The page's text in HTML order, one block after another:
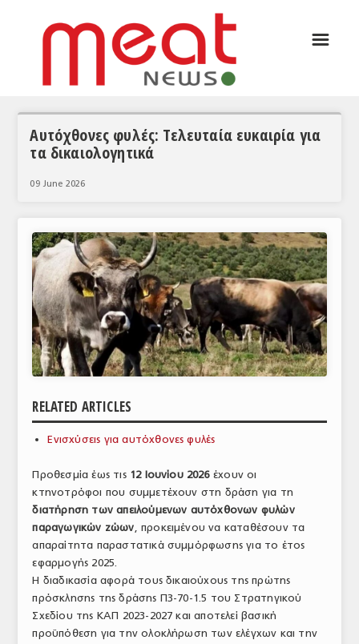
ΣΥΝΕΝΤΕΥΞΕΙΣ
ΘΕΜΑΤΑ
ΚΟΣΜΟΣ
ΕΙΔΗΣΕΙΣ
ΕΥΡΩΠΑΪΚΕΣ ΑΠΟΦΑΣΕΙΣ
ΘΕΜΑΤΑ
ΕΜΠΟΡΙΚΟΣ ΚΑΤΑΛΟΓΟΣ
ΠΑΡΑΓΩΓΗ & ΕΜΠΟΡΙΑ
ΣΦΑΓΕΙΑ
ΠΡΩΤΕΣ ΥΛΕΣ
ΕΞΟΠΛΙΣΜΟΣ
ΥΠΗΡΕΣΙΕΣ
ΕΜΠΟΡΙΚΟΙ ΑΝΤΙΠΡΟΣΩΠΟΙ
ΝΟΜΟΘΕΣΙΑ
☰
Αυτόχθονες φυλές: Τελευταία ευκαιρία για
τα δικαιολογητικά
09 June 2026
RELATED ARTICLES
Ενισχύσεις για αυτόχθονες φυλές
Προθεσμία έως τις 12 Ιουνίου 2026έχουν οι
κτηνοτρόφοι που συμμετέχουν στη δράση για τη
διατήρηση των απειλούμενων αυτόχθονων φυλών
παραγωγικών ζώων, προκειμένου να καταθέσουν τα
απαραίτητα παραστατικά συμμόρφωσης για το έτος
εφαρμογής 2025.
Η διαδικασία αφορά τους δικαιούχους της πρώτης
πρόσκλησης της δράσης Π3-70-1.5 του Στρατηγικού
Σχεδίου της ΚΑΠ 2023-2027 και αποτελεί βασική
προϋπόθεση για την ολοκλήρωση των ελέγχων και την